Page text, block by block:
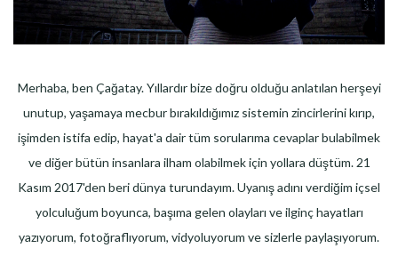
Merhaba, ben Çağatay. Yıllardır bize doğru olduğu anlatılan herşeyi
unutup, yaşamaya mecbur bırakıldığımız sistemin zincirlerini kırıp,
işimden istifa edip, hayat'a dair tüm sorularıma cevaplar bulabilmek
ve diğer bütün insanlara ilham olabilmek için yollara düştüm. 21
Kasım 2017'den beri dünya turundayım. Uyanış adını verdiğim içsel
yolculuğum boyunca, başıma gelen olayları ve ilginç hayatları
yazıyorum, fotoğraflıyorum, vidyoluyorum ve sizlerle paylaşıyorum.